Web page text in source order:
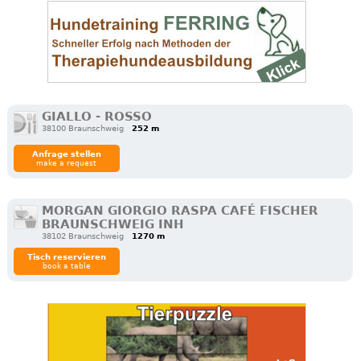
GIALLO - ROSSO
38100 Braunschweig 252 m
Anfrage stellen
make a request
MORGAN GIORGIO RASPA CAFÉ FISCHER
BRAUNSCHWEIG INH
38102 Braunschweig 1270 m
Tisch reservieren
book a table